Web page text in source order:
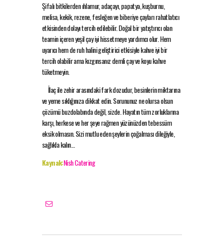
Şifalı bitkilerden ıhlamur, adaçayı, papatya, kuşburnu,
melisa, kekik, rezene, fesleğen ve biberiye çayları rahatlatıcı
etkisinden dolayı tercih edilebilir. Doğal bir yatıştırıcı olan
teamin içeren yeşil çay iyi hissetmeye yardımcı olur. Hem
uyarıcı hem de ruh halini geliştirici etkisiyle kahve iyi bir
tercih olabilir ama kızgınsanız demli çay ve koyu kahve
tüketmeyin.
İlaç ile zehir arasındaki fark dozudur, besinlerin miktarına
ve yeme sıklığınıza dikkat edin. Sorununuz ne olursa olsun
çözümü buzdolabında değil, sizde. Hayatın tüm zorluklarına
karşı, herkese ve her şeye rağmen yüzünüzden tebessüm
eksik olmasın. Sizi mutlu eden şeylerin çoğalması dileğiyle,
sağlıkla kalın…
Kaynak:Nish Catering